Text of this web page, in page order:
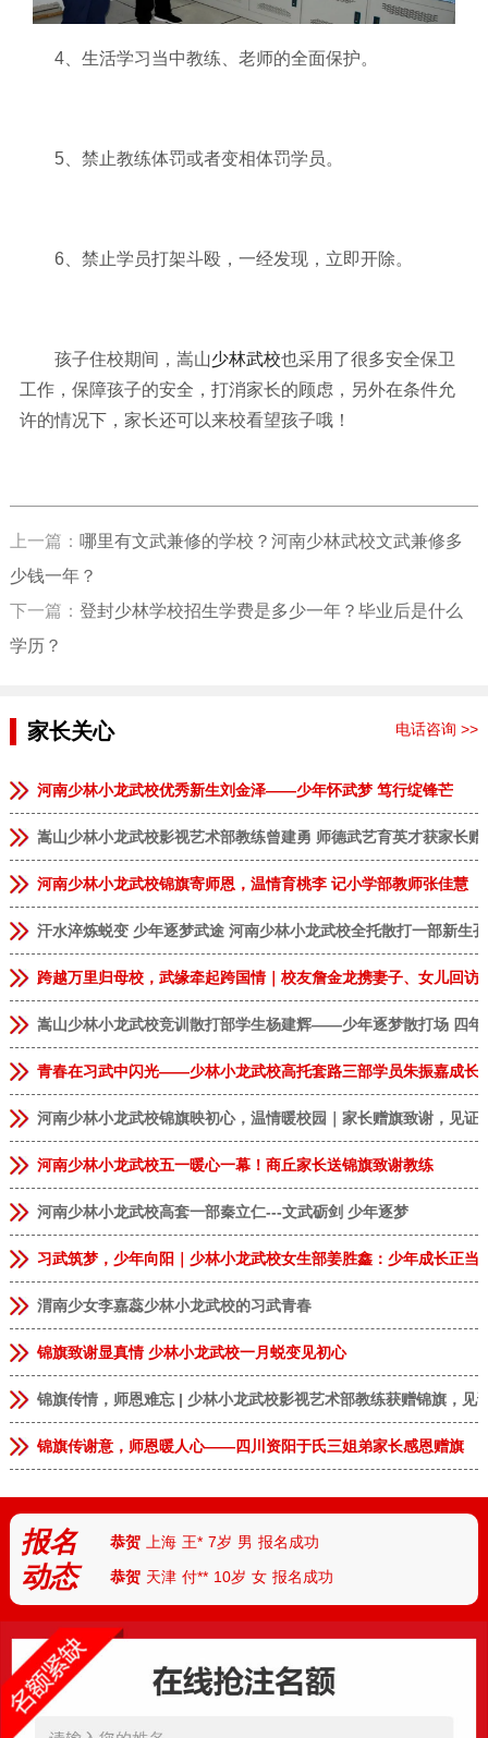
4、生活学习当中教练、老师的全面保护。
5、禁止教练体罚或者变相体罚学员。
6、禁止学员打架斗殴，一经发现，立即开除。
孩子住校期间，嵩山少林武校也采用了很多安全保卫
工作，保障孩子的安全，打消家长的顾虑，另外在条件允
许的情况下，家长还可以来校看望孩子哦！
上一篇： 哪里有文武兼修的学校？河南少林武校文武兼修多
少钱一年？
下一篇： 登封少林学校招生学费是多少一年？毕业后是什么
学历？
家长关心 电话咨询 >>
河南少林小龙武校优秀新生刘金泽——少年怀武梦 笃行绽锋芒
嵩山少林小龙武校影视艺术部教练曾建勇 师德武艺育英才获家长赠
河南少林小龙武校锦旗寄师恩，温情育桃李 记小学部教师张佳慧
汗水淬炼蜕变 少年逐梦武途 河南少林小龙武校全托散打一部新生
跨越万里归母校，武缘牵起跨国情｜校友詹金龙携妻子、女儿回访
嵩山少林小龙武校竞训散打部学生杨建辉——少年逐梦散打场 四年
青春在习武中闪光——少林小龙武校高托套路三部学员朱振嘉成长
河南少林小龙武校锦旗映初心，温情暖校园｜家长赠旗致谢，见证
河南少林小龙武校五一暖心一幕！商丘家长送锦旗致谢教练
河南少林小龙武校高套一部秦立仁---文武砺剑 少年逐梦
习武筑梦，少年向阳｜少林小龙武校女生部姜胜鑫：少年成长正当
渭南少女李嘉蕊少林小龙武校的习武青春
锦旗致谢显真情 少林小龙武校一月蜕变见初心
锦旗传情，师恩难忘 | 少林小龙武校影视艺术部教练获赠锦旗，见
锦旗传谢意，师恩暖人心——四川资阳于氏三姐弟家长感恩赠旗
报名
动态
恭贺 安徽临泉 张** 9岁 男 报名成功
恭贺 河南郑州 李** 13岁 男 报名成功
恭贺 河南郑州 林* 8岁 女 报名成功
恭贺 上海 王* 7岁 男 报名成功
恭贺 天津 付** 10岁 女 报名成功
恭贺
湖北武汉 胡** 7岁 男 报名成功